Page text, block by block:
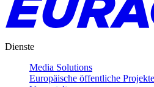
Dienste
Media Solutions
Europäische öffentliche Projekte